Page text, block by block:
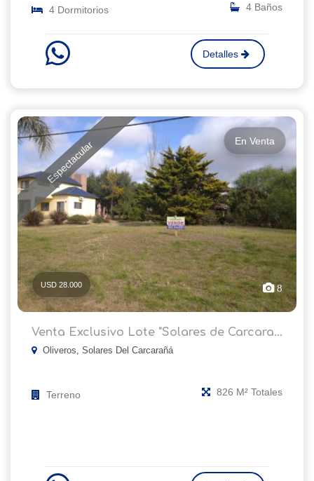
4 Dormitorios 4 Baños
Detalles
Espectacular En Venta
USD 28.000 8
Venta Exclusivo Lote "Solares de Carcara...
Oliveros, Solares Del Carcarañá
Terreno 826 M² Totales